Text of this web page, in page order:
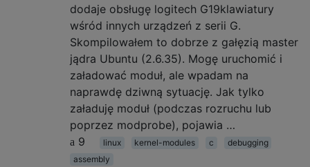
dodaje obsługę logitech G19klawiatury
wśród innych urządzeń z serii G.
Skompilowałem to dobrze z gałęzią master
jądra Ubuntu (2.6.35). Mogę uruchomić i
załadować moduł, ale wpadam na
naprawdę dziwną sytuację. Jak tylko
załaduję moduł (podczas rozruchu lub
poprzez modprobe), pojawia …
9
linux kernel-modules c
debugging
assembly